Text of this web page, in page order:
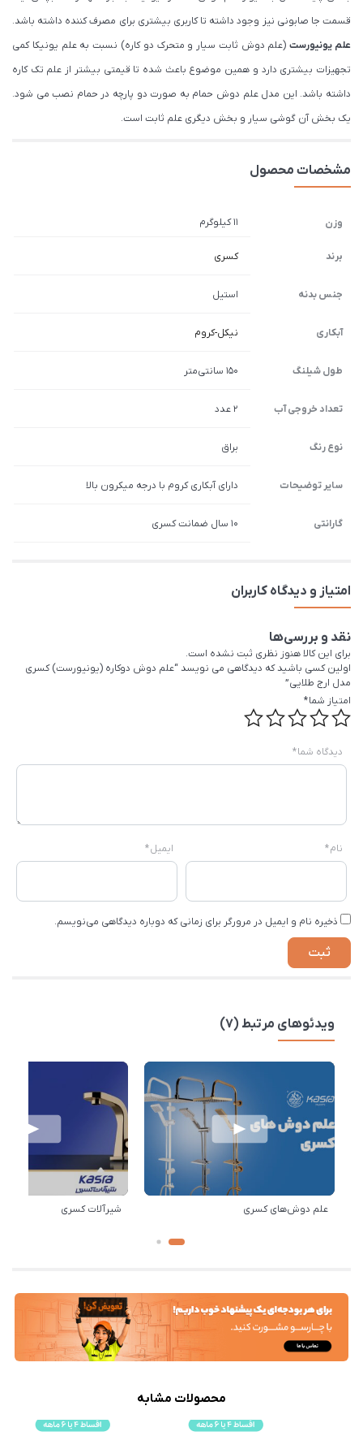
قسمت جا صابونی نیز وجود داشته تا کاربری بیشتری برای مصرف کننده داشته باشد.
علم یونیورست(علم دوش ثابت سیار و متحرک دو کاره) نسبت به علم یونیکا کمی
تجهیزات بیشتری دارد و همین موضوع باعث شده تا قیمتی بیشتر از علم تک کاره
داشته باشد. این مدل علم دوش حمام به صورت دو پارچه در حمام نصب می شود.
یک بخش آن گوشی سیار و بخش دیگری علم ثابت است.
مشخصات محصول
وزن 11 کیلوگرم
برند کسری
جنس بدنه استیل
آبکاری نیکل-کروم
طول شیلنگ 150 سانتی‌متر
تعداد خروجی آب 2 عدد
نوع رنگ براق
سایر توضیحات دارای آبکاری کروم با درجه میکرون بالا
گارانتی 10 سال ضمانت کسری
امتیاز و دیدگاه کاربران
نقد و بررسی‌ها
برای این کالا هنوز نظری ثبت نشده است.
اولین کسی باشید که دیدگاهی می نویسد “علم دوش دوکاره (یونیورست) کسری
مدل ارج طلایی”
امتیاز شما*
دیدگاه شما*
نام* ایمیل*
ذخیره نام و ایمیل در مرورگر برای زمانی که دوباره دیدگاهی می‌نویسم.
ویدئوهای مرتبط (7)
علم دوش‌های کسری شیرآلات کسری
محصولات مشابه